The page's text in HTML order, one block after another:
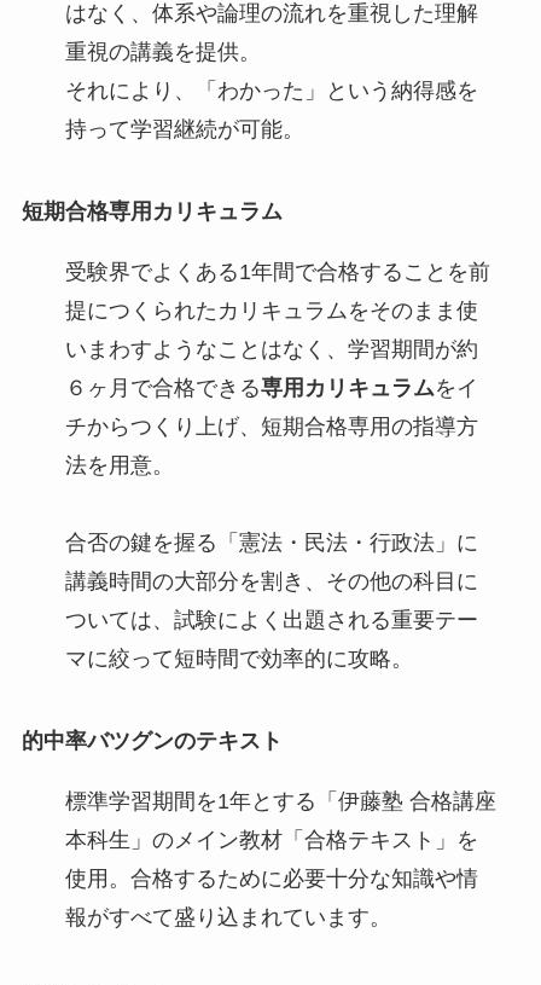
はなく、体系や論理の流れを重視した理解
重視の講義を提供。
それにより、「わかった」という納得感を
持って学習継続が可能。
短期合格専用カリキュラム
受験界でよくある1年間で合格することを前
提につくられたカリキュラムをそのまま使
いまわすようなことはなく、学習期間が約
６ヶ月で合格できる専用カリキュラムをイ
チからつくり上げ、短期合格専用の指導方
法を用意。
合否の鍵を握る「憲法・民法・行政法」に
講義時間の大部分を割き、その他の科目に
ついては、試験によく出題される重要テー
マに絞って短時間で効率的に攻略。
的中率バツグンのテキスト
標準学習期間を1年とする「伊藤塾 合格講座
本科生」のメイン教材「合格テキスト」を
使用。合格するために必要十分な知識や情
報がすべて盛り込まれています。